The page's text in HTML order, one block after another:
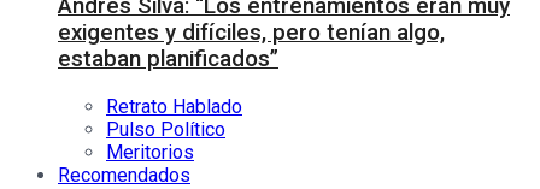
Andrés Silva: “Los entrenamientos eran muy
exigentes y difíciles, pero tenían algo,
estaban planificados”
Retrato Hablado
Pulso Político
Meritorios
Recomendados